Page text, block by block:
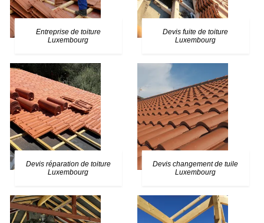
Entreprise de toiture
Luxembourg
Devis fuite de toiture
Luxembourg
Devis réparation de toiture
Luxembourg
Devis changement de tuile
Luxembourg